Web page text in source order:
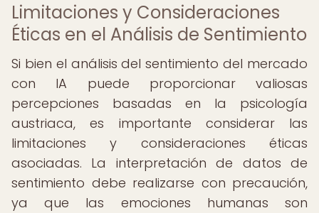
Limitaciones y Consideraciones
Éticas en el Análisis de Sentimiento
Si bien el análisis del sentimiento del mercado
con IA puede proporcionar valiosas
percepciones basadas en la psicología
austriaca, es importante considerar las
limitaciones y consideraciones éticas
asociadas. La interpretación de datos de
sentimiento debe realizarse con precaución,
ya que las emociones humanas son